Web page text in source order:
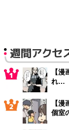
週間アクセ
【
れ…
【
個室